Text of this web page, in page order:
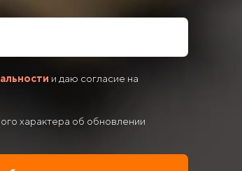
и даю согласие на
характера об обновлении